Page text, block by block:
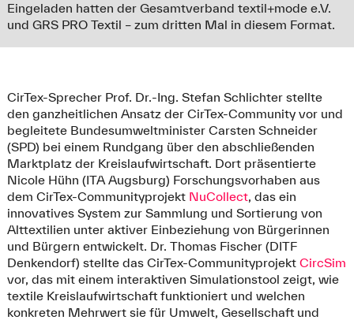
Eingeladen hatten der Gesamtverband textil+mode e.V.
und GRS PRO Textil – zum dritten Mal in diesem Format.
CirTex-Sprecher Prof. Dr.-Ing. Stefan Schlichter stellte
den ganzheitlichen Ansatz der CirTex-Community vor und
begleitete Bundesumweltminister Carsten Schneider
(SPD) bei einem Rundgang über den abschließenden
Marktplatz der Kreislaufwirtschaft. Dort präsentierte
Nicole Hühn (ITA Augsburg) Forschungsvorhaben aus
dem CirTex-Communityprojekt NuCollect, das ein
innovatives System zur Sammlung und Sortierung von
Alttextilien unter aktiver Einbeziehung von Bürgerinnen
und Bürgern entwickelt. Dr. Thomas Fischer (DITF
Denkendorf) stellte das CirTex-Communityprojekt CircSim
vor, das mit einem interaktiven Simulationstool zeigt, wie
textile Kreislaufwirtschaft funktioniert und welchen
konkreten Mehrwert sie für Umwelt, Gesellschaft und